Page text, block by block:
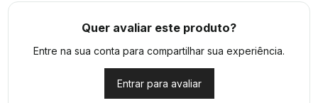
Quer avaliar este produto?
Entre na sua conta para compartilhar sua experiência.
Entrar para avaliar